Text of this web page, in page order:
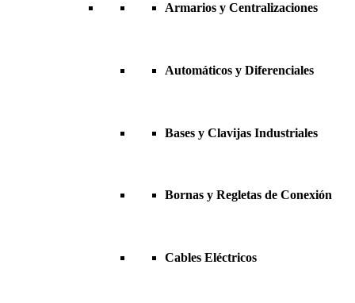
Armarios y Centralizaciones
Automáticos y Diferenciales
Bases y Clavijas Industriales
Bornas y Regletas de Conexión
Cables Eléctricos